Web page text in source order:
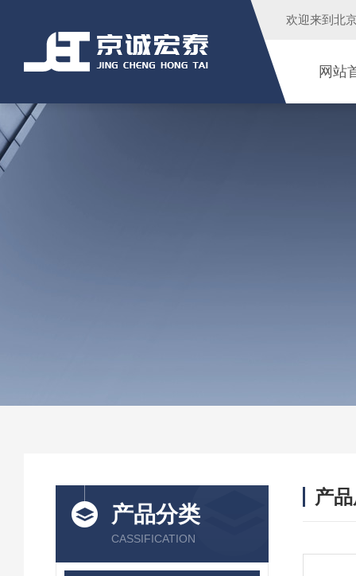
欢迎来到 北
网站
产品分类
CASSIFICATION
产